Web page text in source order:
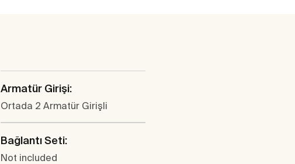
Armatür Girişi:
Ortada 2 Armatür Girişli
Bağlantı Seti:
Not included